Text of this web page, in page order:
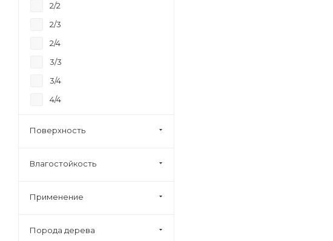
2/2
2/3
2/4
3/3
3/4
4/4
Поверхность
Влагостойкость
Применение
Порода дерева